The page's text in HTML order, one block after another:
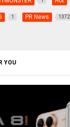
1 PR News 1372
YOU